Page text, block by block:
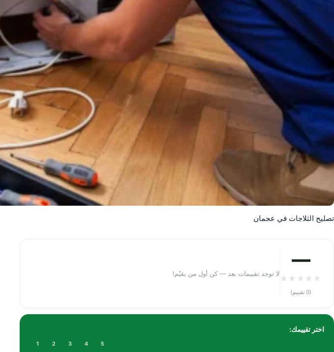
تصليح الثلاجات في عجمان
—
★
★
★
★
★
(0 تقييم)
لا توجد تقييمات بعد — كن أول من يقيّم!
اختر تقييمك:
1 2 3 4 5